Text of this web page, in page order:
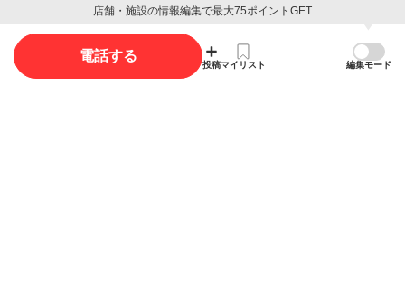
口コミ投稿で最大85ポイント獲得できます
店舗・施設の情報編集で最大75ポイントGET
電話する
投稿マイリスト 編集モード